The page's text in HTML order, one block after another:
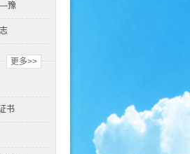
豫
更多>>
书